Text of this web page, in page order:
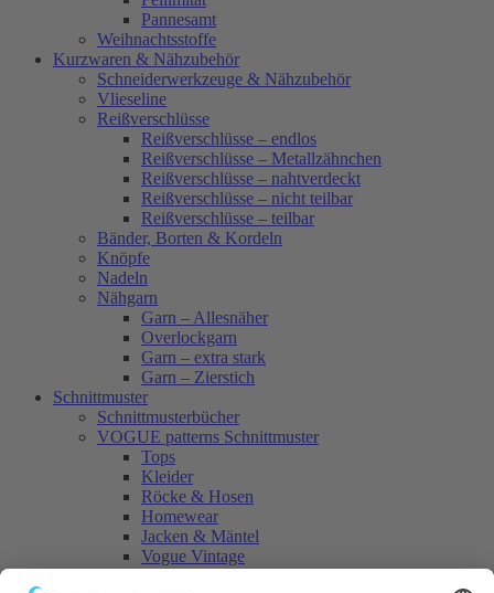
Pannesamt
Weihnachtsstoffe
Kurzwaren & Nähzubehör
Schneiderwerkzeuge & Nähzubehör
Vlieseline
Reißverschlüsse
Reißverschlüsse – endlos
Reißverschlüsse – Metallzähnchen
Reißverschlüsse – nahtverdeckt
Reißverschlüsse – nicht teilbar
Reißverschlüsse – teilbar
Bänder, Borten & Kordeln
Knöpfe
Nadeln
Nähgarn
Garn – Allesnäher
Overlockgarn
Garn – extra stark
Garn – Zierstich
Schnittmuster
Schnittmusterbücher
VOGUE patterns Schnittmuster
Tops
Kleider
Röcke & Hosen
Homewear
Jacken & Mäntel
Vogue Vintage